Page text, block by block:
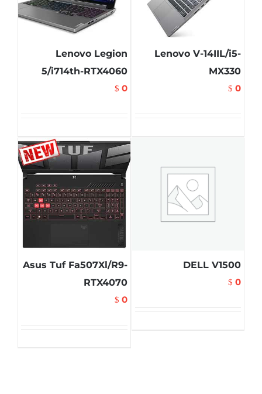
Lenovo V-14IIL/i5-
MX330
$ 0
Lenovo Legion
5/i714th-RTX4060
$ 0
DELL V1500
$ 0
Asus Tuf Fa507Xl/R9-
RTX4070
$ 0